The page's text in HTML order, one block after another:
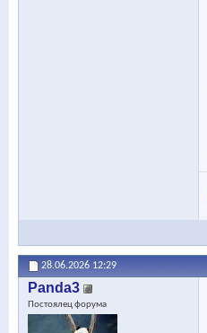
28.06.2026 12:29
Panda3
Постоялец форума